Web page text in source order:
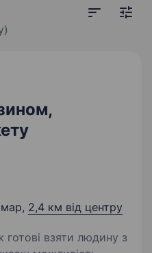
2,4 км від центру
готові взяти людину з